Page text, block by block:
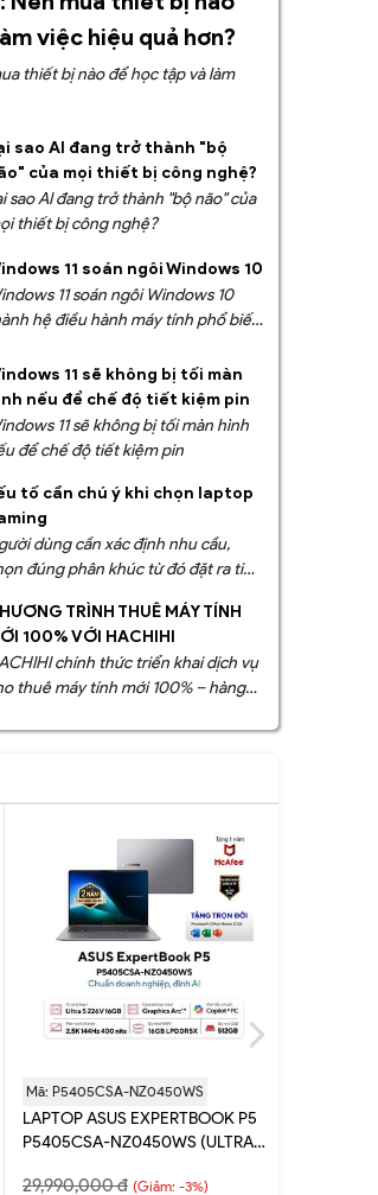
việc hiệu quả hơn?
thiết bị nào để học tập và làm
sao AI đang trở thành "bộ
của mọi thiết bị công nghệ?
sao AI đang trở thành "bộ não" của
thiết bị công nghệ?
11 soán ngôi Windows 10
11 soán ngôi Windows 10
hệ điều hành máy tính phổ biến
11 sẽ không bị tối màn
nếu để chế độ tiết kiệm pin
11 sẽ không bị tối màn hình
để chế độ tiết kiệm pin
tố cần chú ý khi chọn laptop
dùng cần xác định nhu cầu,
đúng phân khúc từ đó đặt ra tiêu
dụng tối đa tính năng của laptop
TRÌNH THUÊ MÁY TÍNH
100% VỚI HACHIHI
chính thức triển khai dịch vụ
thuê máy tính mới 100% – hàng
bản quyền và dịch vụ kỹ
tư lớn ban đầu.
Mã: P5405CSA-NZ0450WS
LAPTOP ASUS EXPERTBOOK P5
P5405CSA-NZ0450WS (ULTRA
ARC 130V | 14' WQXGA | WIN 11 +
29,990,000 đ (Giảm: -3%)